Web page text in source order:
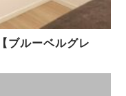
ブルーベルグレ